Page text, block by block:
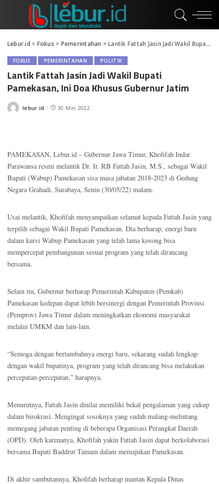
Lebur.id > Fokus > Pemerintahan >Lantik Fattah Jasin Jadi Wakil Bupati Pamekasan, Ini Doa Khusus Gubernur Jatim
FOKUS PEMERINTAHAN POLITIK
Lantik Fattah Jasin Jadi Wakil Bupati
Pamekasan, Ini Doa Khusus Gubernur Jatim
Posted
lebur.id 30 Mei 2022
PAMEKASAN, Lebur.id – Gubernur Jawa Timur, Khofifah Indar
Parawansa resmi melantik Dr. Ir. RB Fattah Jasin, M.S., sebagai Wakil
Bupati (Wabup) Pamekasan sisa masa jabatan 2018-2023 di Gedung
Negara Grahadi, Surabaya, Senin (30/05/22) malam.
Usai melantik, Khofifah menyampaikan selamat kepada Fattah Jasin yang
terpilih sebagai Wakil Bupati Pamekasan. Dia berharap, energi baru
dalam kursi Wabup Pamekasan yang telah lama kosong bisa
mempercepat pembangunan sesuai program yang telah dirancang
bersama.
Selain itu, Gubernur berharap Pemerintah Kabupaten (Pemkab)
Pamekasan kedepan dapat lebih bersinergi dengan Pemerintah Provinsi
(Pemprov) Jawa Timur dalam meningkatkan ekonomi masyarakat
melalui UMKM dan lain-lain.
“Semoga dengan bertambahnya energi baru, sekarang sudah lengkap
dengan wakil bupatinya, program yang telah dirancang bisa melakukan
percepatan-percepatan,” harapnya.
Menurutnya, Fattah Jasin dinilai memiliki bekal pengalaman yang cukup
dalam birokrasi. Mengingat sosoknya yang sudah malang-melintang
memegang jabatan penting di beberapa Organisasi Perangkat Daerah
(OPD). Oleh karenanya, Khofifah yakin Fattah Jasin dapat berkolaborasi
bersama Bupati Baddrut Tamam dalam memajukan Pamekasan.
Di akhir sambutannya, Khofifah berharap mantan Kepala Dinas